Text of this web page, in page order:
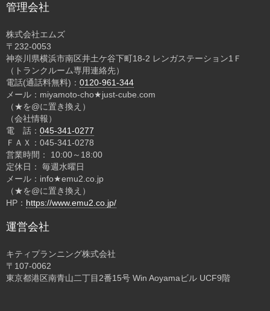
管理会社
株式会社エムズ
〒232-0053
神奈川県横浜市南区井土ケ谷下町18-2 レンガステーション1Ｆ
（トランクルーム専用連絡先）
電話(通話料無料)： 0120-961-344
メール：miyamoto-cho★just-cube.com
（★を@に置き換え）
（会社情報）
電 話： 045-341-0277
ＦＡＸ：045-341-0278
営業時間： 10:00～18:00
定休日： 毎週水曜日
メール：info★emu2.co.jp
（★を@に置き換え）
HP： https://www.emu2.co.jp/
運営会社
キティプランニング株式会社
〒107-0062
東京都港区南青山二丁目2番15号 Win Aoyamaビル UCF9階